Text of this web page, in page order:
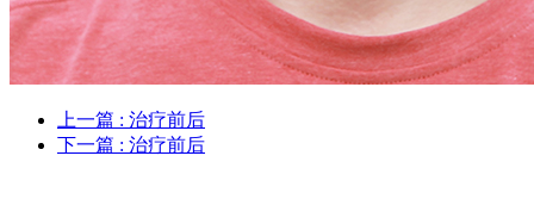
上一篇 : 治疗前后
下一篇 : 治疗前后